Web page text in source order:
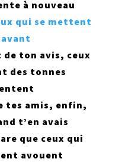
à nouveau
qui se mettent
avant
de ton avis, ceux
des tonnes
tes amis, enfin,
t’en avais
que ceux qui
avouent